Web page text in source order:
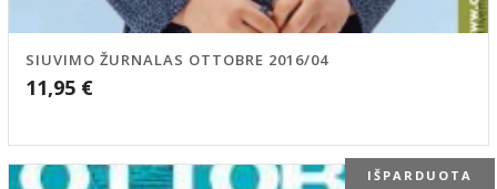
SIUVIMO ŽURNALAS OTTOBRE 2016/04
11,95 €
IŠPARDUOTA